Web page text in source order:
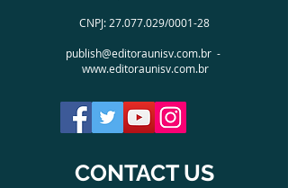
CNPJ: 27.077.029/0001-28
publish@editoraunisv.com.br-
www.editoraunisv.com.br
CONTACT US